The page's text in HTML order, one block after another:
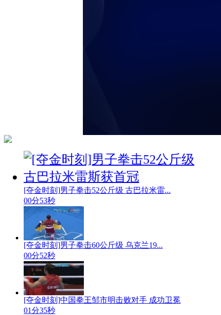
[夺金时刻]男子拳击52公斤级 古巴拉米雷...
00分53秒
[夺金时刻]男子拳击60公斤级 乌克兰19...
00分52秒
[夺金时刻]中国拳王邹市明击败对手 成功卫冕
01分35秒